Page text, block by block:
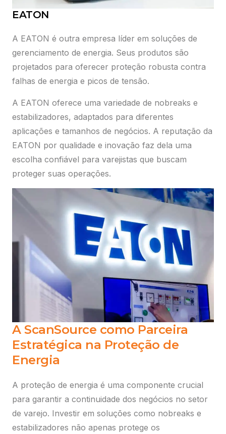
EATON
A EATON é outra empresa líder em soluções de
gerenciamento de energia. Seus produtos são
projetados para oferecer proteção robusta contra
falhas de energia e picos de tensão.
A EATON oferece uma variedade de nobreaks e
estabilizadores, adaptados para diferentes
aplicações e tamanhos de negócios. A reputação da
EATON por qualidade e inovação faz dela uma
escolha confiável para varejistas que buscam
proteger suas operações.
A ScanSource como Parceira
Estratégica na Proteção de
Energia
A proteção de energia é uma componente crucial
para garantir a continuidade dos negócios no setor
de varejo. Investir em soluções como nobreaks e
estabilizadores não apenas protege os